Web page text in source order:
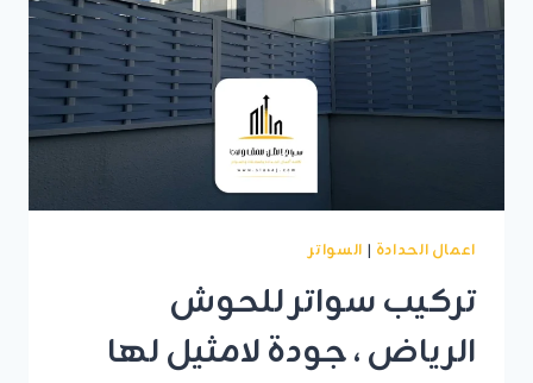
ليزر
الرياض
فخمة
اعمال الحدادة | السواتر
تركيب سواتر للحوش
الرياض ، جودة لامثيل لها